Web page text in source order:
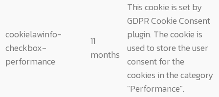
cookielawinfo-
checkbox-
performance
11
months
This cookie is set by
GDPR Cookie Consent
plugin. The cookie is
used to store the user
consent for the
cookies in the category
"Performance".